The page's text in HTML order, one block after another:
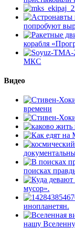
попробуют
корабля
МКС
Видео
времени
поисках
мусор».
инопланетян.
нашу